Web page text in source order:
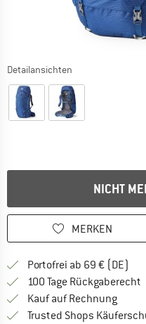
Detailansichten
NICHT
MERKEN
Portofrei ab 69 € (DE)
100 Tage Rückgaberecht
Kauf auf RechnungFinde
Trusted Shops